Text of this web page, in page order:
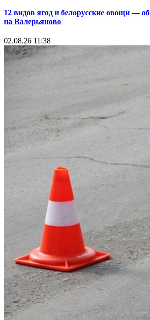
12 видов ягод и белорусские овощи —
на Валерьяново
02.08.26 11:38